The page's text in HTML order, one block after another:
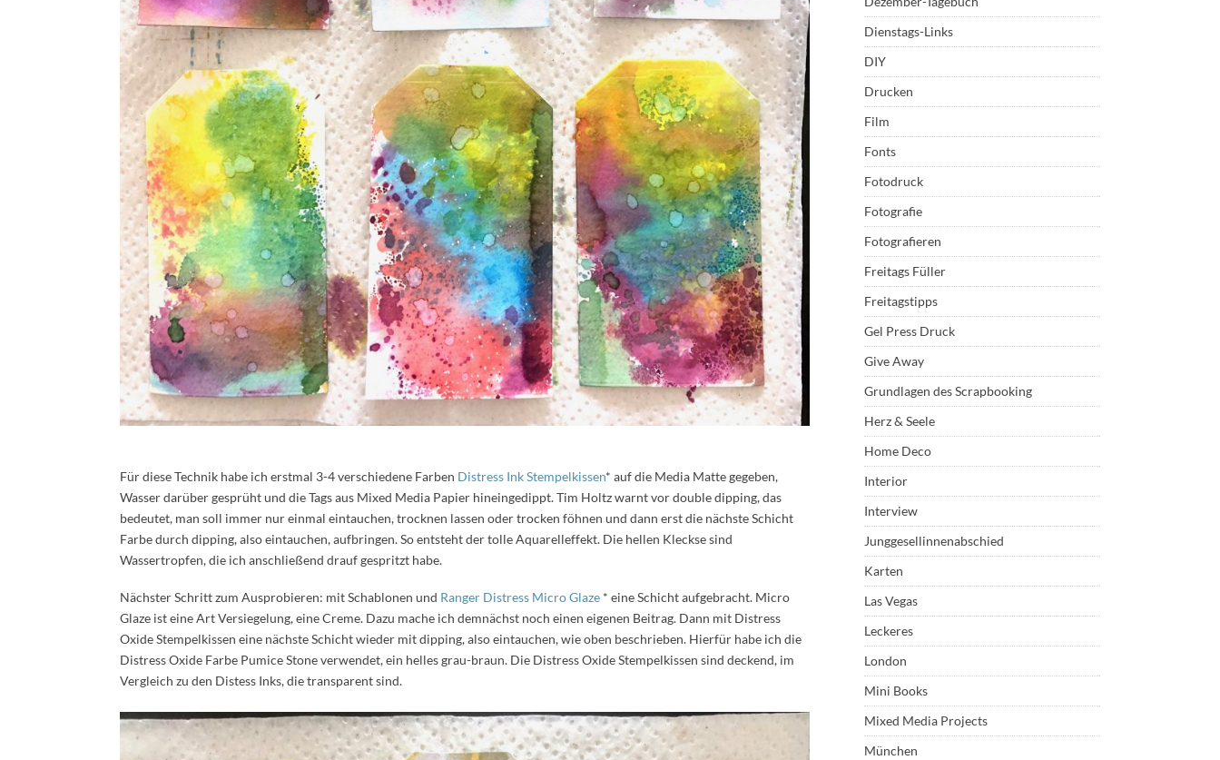
Für diese Technik habe ich erstmal 3-4 verschiedene Farben Distress Ink Stempelkissen* auf die Media Matte gegeben,
Wasser darüber gesprüht und die Tags aus Mixed Media Papier hineingedippt. Tim Holtz warnt vor double dipping, das
bedeutet, man soll immer nur einmal eintauchen, trocknen lassen oder trocken föhnen und dann erst die nächste Schicht
Farbe durch dipping, also eintauchen, aufbringen. So entsteht der tolle Aquarelleffekt. Die hellen Kleckse sind
Wassertropfen, die ich anschließend drauf gespritzt habe.
Nächster Schritt zum Ausprobieren: mit Schablonen und Ranger Distress Micro Glaze * eine Schicht aufgebracht. Micro
Glaze ist eine Art Versiegelung, eine Creme. Dazu mache ich demnächst noch einen eigenen Beitrag. Dann mit Distress
Oxide Stempelkissen eine nächste Schicht wieder mit dipping, also eintauchen, wie oben beschrieben. Hierfür habe ich die
Distress Oxide Farbe Pumice Stone verwendet, ein helles grau-braun. Die Distress Oxide Stempelkissen sind deckend, im
Vergleich zu den Distess Inks, die transparent sind.
Dienstags-Links
DIY
Drucken
Film
Fonts
Fotodruck
Fotografie
Fotografieren
Freitags Füller
Freitagstipps
Gel Press Druck
Give Away
Grundlagen des Scrapbooking
Herz & Seele
Home Deco
Interior
Interview
Junggesellinnenabschied
Karten
Las Vegas
Leckeres
London
Mini Books
Mixed Media Projects
München